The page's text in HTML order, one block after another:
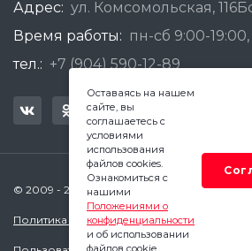
Адрес: ул. Комсомольская,
Время работы: пн-сб 9:00-
тел.: +7 (904) 590-12-89
© 2009 - 2026 Квадратный Метр - Ковров
Политика конфиденциальности
Оставаясь на нашем
сайте, вы
соглашаетесь с
условиями
использования
файлов cookies.
Ознакомиться с
нашими
Положениями о
конфиденциальности
и об использовании
файлов cookie.